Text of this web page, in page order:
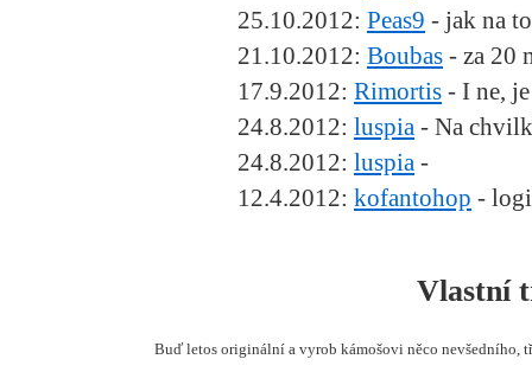
25.10.2012: Peas9 - jak na to
21.10.2012: Boubas - za 20
17.9.2012: Rimortis - I ne,
24.8.2012: luspia - Na
24.8.2012: luspia -
12.4.2012: kofantohop -
Vlastní
Buď letos originální a vyrob kámošovi něco nevšedního,